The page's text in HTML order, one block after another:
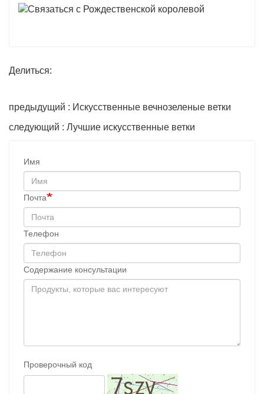
Делиться:
предыдущий : Искусственные вечнозеленые ветки
следующий : Лучшие искусственные ветки
Имя
Почта
Телефон
Содержание консультации
Проверочный код